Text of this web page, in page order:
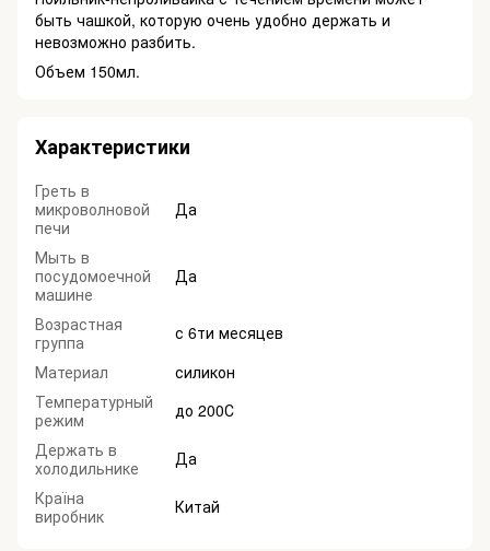
быть чашкой, которую очень удобно держать и
невозможно разбить.
Объем 150мл.
Характеристики
Греть в
микроволновой
печи
Да
Мыть в
посудомоечной
машине
Да
Возрастная
группа
с 6ти месяцев
Материал
силикон
Температурный
режим
до 200С
Держать в
холодильнике
Да
Країна
виробник
Китай